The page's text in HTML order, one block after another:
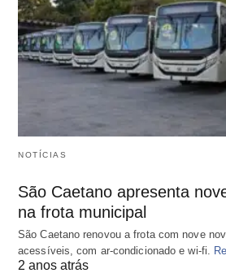
NOTÍCIAS
São Caetano apresenta
na frota municipal
São Caetano renovou a frota com nove
acessíveis, com ar-condicionado e wi-fi.
2 anos atrás